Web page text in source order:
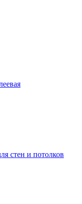
стен и потолков